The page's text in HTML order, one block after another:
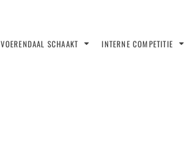
VOERENDAAL SCHAAKT INTERNE COMPETITIE